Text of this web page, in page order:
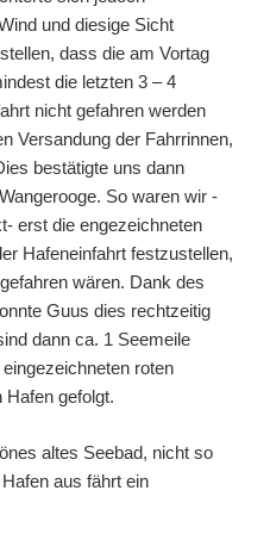
und diesige Sicht
dass die am Vortag
die letzten 3 – 4
nicht gefahren werden
Versandung der Fahrrinnen,
bestätigte uns dann
So waren wir -
erst die engezeichneten
Hafeneinfahrt festzustellen,
wären. Dank des
Guus dies rechtzeitig
dann ca. 1 Seemeile
roten
Hafen gefolgt.
altes Seebad, nicht so
aus fährt ein